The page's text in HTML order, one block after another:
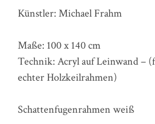
Künstler: Michael Frahm
Maße: 100 x 140 cm
Technik: Acryl auf Leinwand –
echter Holzkeilrahmen)
Schattenfugenrahmen weiß